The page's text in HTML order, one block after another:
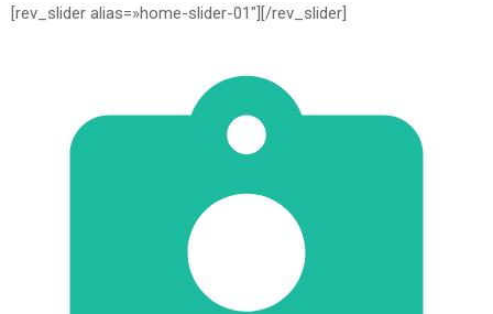
[rev_slider alias=»home-slider-01″][/rev_slider]